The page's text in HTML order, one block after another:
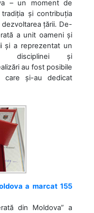
– un moment de
și contribuția
țării. De-
a unit oameni și
și a reprezentat un
disciplinei și
au fost posibile
care și-au dedicat
a marcat 155
din Moldova” a